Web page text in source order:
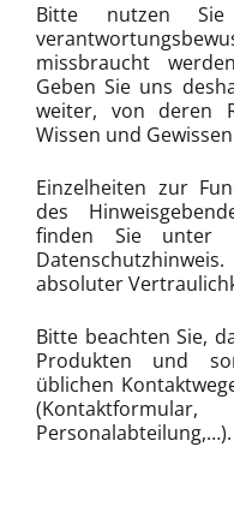
Bitte nutzen Sie
missbraucht
Geben Sie uns
weiter, von deren
Wissen und
Einzelheiten zur
des
finden Sie unter
absoluter
Bitte beachten Sie,
Produkten und
üblichen
(Kontaktformular,
Personalabteilung,…).